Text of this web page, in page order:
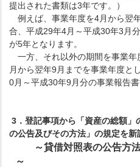
提出された書類は3年です。）
例えば、事業年度を4月から翌
合、平成29年4月～平成30年3月
が5年となります。
一方、それ以外の期間を事業年
月から翌年9月までを事業年度と
0月～平成30年9月分の事業報告
3．登記事項から「資産の総額
の公告及びその方法」の規定を新
～貸借対照表の公告方
～ (平